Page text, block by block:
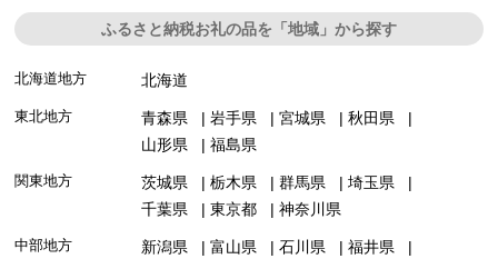
ふるさと納税お礼の品を「地域」から探す
北海道地方 北海道
東北地方 青森県 岩手県 宮城県
秋田県
山形県
福島県
関東地方 茨城県 栃木県 群馬県
埼玉県
千葉県
東京都 神奈川県
中部地方 新潟県 富山県 石川県
福井県